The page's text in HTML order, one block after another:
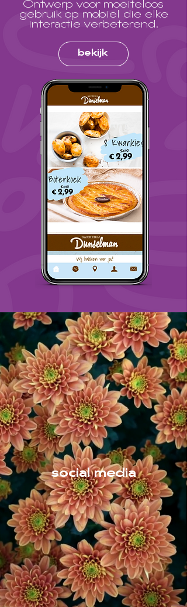
Ontwerp voor moeiteloos
gebruik op mobiel die elke
interactie verbeterend.
bekijk
social media